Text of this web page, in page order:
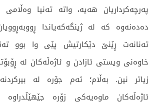
پەرچەکرداریان هەیە، واتە تەنیا وەڵامی
دەدەنەوە کە لە ژینگەکەیاندا
تەنانەت ڕێنێ دێکارتیش پێی وا بوو
خاوەنی ویستی ئازادن و ئاژەڵەکان لە
زیاتر نین. بەڵام؛ ئەم جۆرە لە
ئاژەڵەکان ماوەیەکی زۆرە